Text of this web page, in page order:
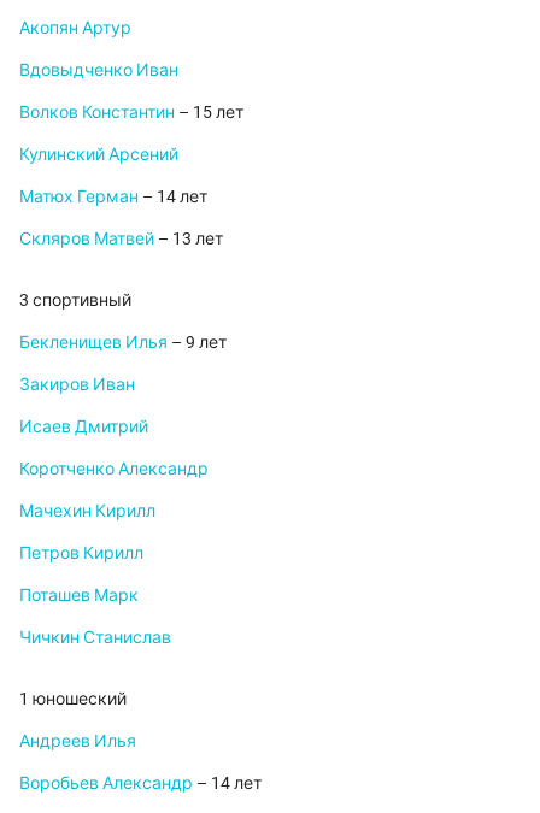
Акопян Артур
Вдовыдченко Иван
Волков Константин – 15 лет
Кулинский Арсений
Матюх Герман – 14 лет
Скляров Матвей – 13 лет
3 спортивный
Бекленищев Илья – 9 лет
Закиров Иван
Исаев Дмитрий
Коротченко Александр
Мачехин Кирилл
Петров Кирилл
Поташев Марк
Чичкин Станислав
1 юношеский
Андреев Илья
Воробьев Александр – 14 лет